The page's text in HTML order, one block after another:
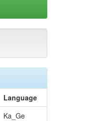
Language
Ka_Ge